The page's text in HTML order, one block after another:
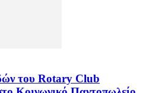
του Rotary Club